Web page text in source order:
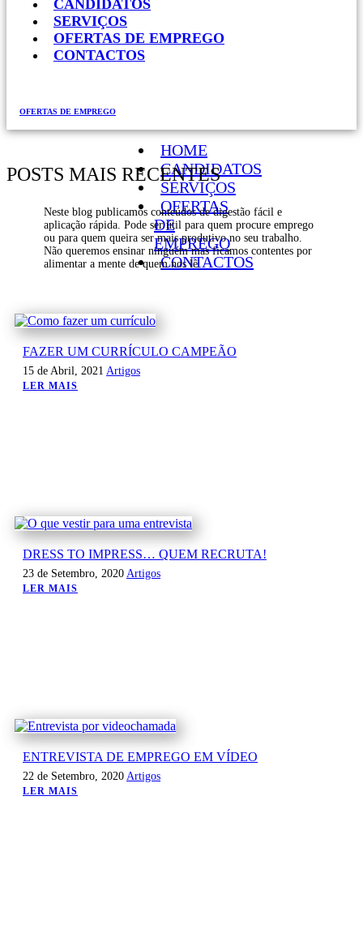
CANDIDATOS
SERVIÇOS
OFERTAS DE EMPREGO
CONTACTOS
HOME
CANDIDATOS
SERVIÇOS
OFERTAS
DE
EMPREGO
CONTACTOS
OFERTAS DE EMPREGO
POSTS MAIS RECENTES
Neste blog publicamos conteúdos de digestão fácil e
aplicação rápida. Pode ser útil para quem procure emprego
ou para quem queira ser mais produtivo no seu trabalho.
Não queremos ensinar ninguém mas ficamos contentes por
alimentar a mente de quem nos lê.
FAZER UM CURRÍCULO CAMPEÃO
15 de Abril, 2021 Artigos
LER MAIS
DRESS TO IMPRESS… QUEM RECRUTA!
23 de Setembro, 2020 Artigos
LER MAIS
ENTREVISTA DE EMPREGO EM VÍDEO
22 de Setembro, 2020 Artigos
LER MAIS